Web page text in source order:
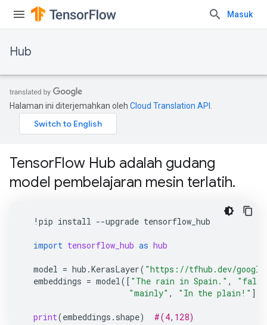
Masuk
Hub
Halaman ini diterjemahkan oleh Cloud Translation API
TensorFlow Hub adalah gudang
model pembelajaran mesin terlatih.
! pip install --upgrade tensorflow_hub
import tensorflow_hub as hub
model = hub .KerasLayer( "https://tfhub.dev/
embeddings = model([ "The rain in Spain." ,
"mainly" , "In the plain!" ])
print(embeddings . shape) #(4,128)